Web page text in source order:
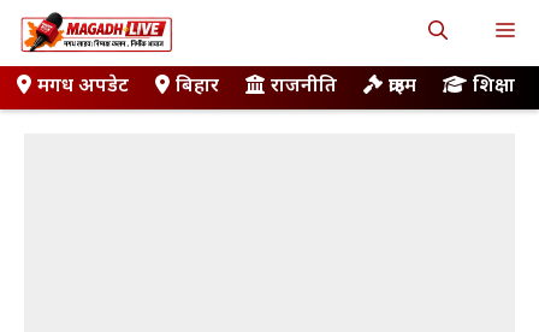
Skip
to
contentमगध अपडेट बिहार राजनीति क्राइम शिक्षा